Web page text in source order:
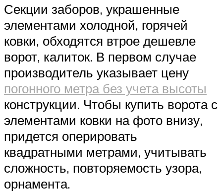
Секции заборов, украшенные
элементами холодной, горячей
ковки, обходятся втрое дешевле
ворот, калиток. В первом случае
производитель указывает цену
погонного метра без учета высоты
конструкции. Чтобы купить ворота с
элементами ковки на фото внизу,
придется оперировать
квадратными метрами, учитывать
сложность, повторяемость узора,
орнамента.